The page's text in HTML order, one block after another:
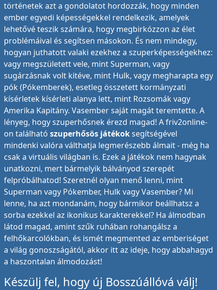
történetek azt a gondolatot hordozzák, hogy minden
ember egyedi képességekkel rendelkezik, amelyek
lehetővé teszik számára, hogy megbirkózzon az élet
problémáival és segítsen másokon. És nem mindegy,
hogyan juthatott valaki ezekhez a szuperképességekhez:
vagy megszületett vele, mint Superman, vagy
sugárzásnak volt kitéve, mint Hulk, vagy megharapta egy
pók (Pókemberek), esetleg összetett kormányzati
kísérletek kísérleti alanya lett, mint Rozsomák vagy
Amerika Kapitány. Vasember saját magát teremtette. A
lényeg, hogy szuperhősnek érezd magad! A friv2online-
on található szuperhősös játékoksegítségével
mindenki valóra válthatja legmerészebb álmait - még ha
csak a virtuális világban is. Ezek a játékok nem hagynak
unatkozni, mert bármelyik bálványod szerepét
felpróbálhatod! Szeretnél olyan menő lenni, mint
Superman vagy Pókember, Hulk vagy Vasember? Mi
lenne, ha azt mondanám, hogy bármikor beállhatsz a
sorba ezekkel az ikonikus karakterekkel? Ha álmodban
látod magad, amint szűk ruhában rohangálsz a
felhőkarcolókban, és ismét megmented az emberiséget
a világ gonoszságától, akkor itt az ideje, hogy abbahagyd
a haszontalan álmodozást!
Készülj fel, hogy új Bosszúállóvá válj!